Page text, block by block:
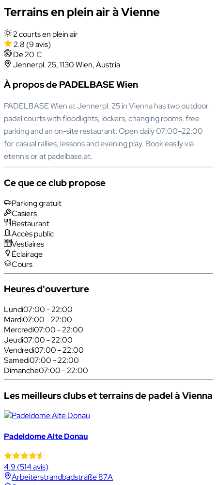
Terrains en plein air à Vienne
2 courts en plein air
2.8 (9 avis)
De 20 €
Jennerpl. 25, 1130 Wien, Austria
À propos de PADELBASE Wien
PADELBASE Wien at Jennerpl. 25 in Vienna has two outdoor
padel courts with floodlights, lockers, changing rooms, free
parking and an on-site restaurant. Open daily 07:00–22:00
for casual rallies, lessons and evening play. Book easily via
etennis or at padelbase.at.
Ce que ce club propose
Parking gratuit
Casiers
Restaurant
Accès public
Vestiaires
Éclairage
Cours
Heures d'ouverture
Lundi07:00 - 22:00
Mardi07:00 - 22:00
Mercredi07:00 - 22:00
Jeudi07:00 - 22:00
Vendredi07:00 - 22:00
Samedi07:00 - 22:00
Dimanche07:00 - 22:00
Les meilleurs clubs et terrains de padel à Vienna
Padeldome Alte Donau
4.9 (514 avis)
Arbeiterstrandbadstraße 87A